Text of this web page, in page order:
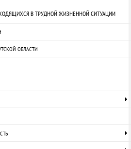
В ТРУДНОЙ ЖИЗНЕННОЙ СИТУАЦИИ
ОБЛАСТИ